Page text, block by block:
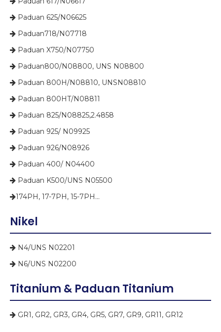
 ​​​​​​​​ Paduan 625/N06625
 ​​​​​​​​ Paduan718/N07718
 ​​​​​​​​ Paduan X750/N07750
 ​​​​​​​ Paduan800/N08800, UNS N08800
 ​​​​​​​​ Paduan 800H/N08810, UNSN08810
 ​​​​​​​​ Paduan 800HT/N08811
 ​​​​​​​ Paduan 825/N08825,2.4858
 ​​​​​​​​ Paduan 925/ N09925
 ​​​​​​​​ Paduan 926/N08926
 ​​​​​​​​ Paduan 400/ N04400
 ​​​​​​​​ Paduan K500/UNS N05500
​​​​​​​174PH, 17-7PH, 15-7PH...
Nikel
 N4/UNS N02201
 N6/UNS N02200
Titanium & Paduan Titanium
 GR1, GR2, GR3, GR4, GR5, GR7, GR9, GR11, GR12